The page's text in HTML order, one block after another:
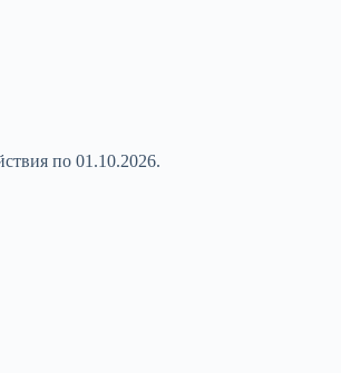
по 01.10.2026.